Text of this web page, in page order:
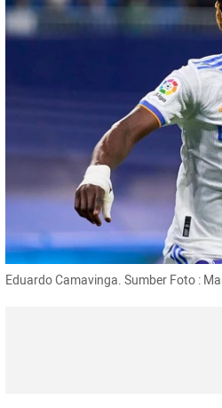
Eduardo Camavinga. Sumber Foto :